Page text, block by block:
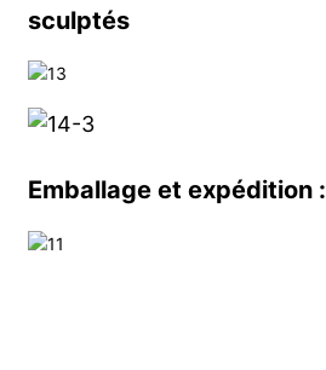
sculptés
Emballage et expédition :